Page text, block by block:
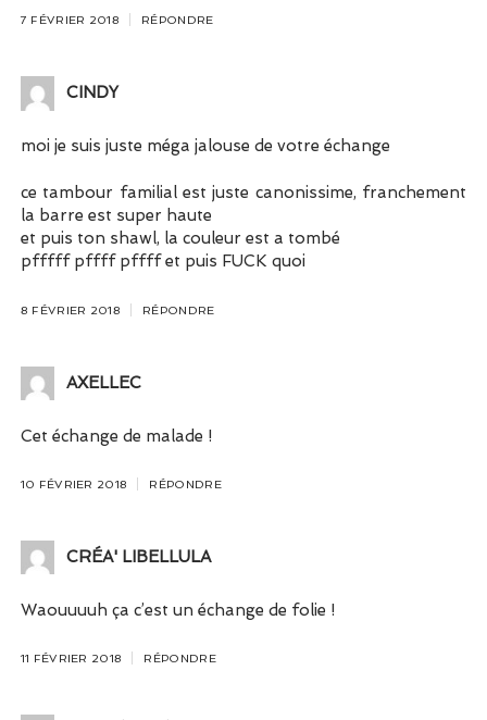
7 FÉVRIER 2018 RÉPONDRE
CINDY
moi je suis juste méga jalouse de votre échange
ce tambour familial est juste canonissime, franchement
la barre est super haute
et puis ton shawl, la couleur est a tombé
pfffff pffff pffff et puis FUCK quoi
8 FÉVRIER 2018 RÉPONDRE
AXELLEC
Cet échange de malade !
10 FÉVRIER 2018 RÉPONDRE
CRÉA' LIBELLULA
Waouuuuh ça c’est un échange de folie !
11 FÉVRIER 2018 RÉPONDRE